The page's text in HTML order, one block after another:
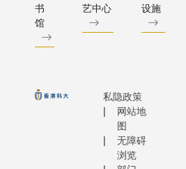
书
馆
艺中心
设施
私隐政策
网站地
图
无障碍
浏览